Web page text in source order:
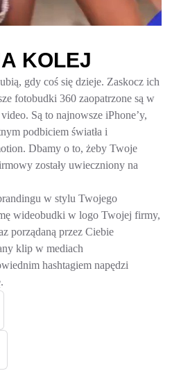
A KOLEJ
gdy coś się dzieje. Zaskocz ich
fotobudki 360 zaopatrzone są w
Są to najnowsze iPhone’y,
podbiciem światła i
Dbamy o to, żeby Twoje
zostały uwieczniony na
w stylu Twojego
wideobudki w logo Twojej firmy,
porządaną przez Ciebie
klip w mediach
hashtagiem napędzi